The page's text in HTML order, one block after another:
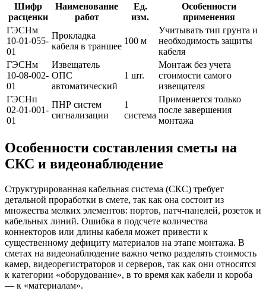
Шифр
расценки
Наименование
работ
Ед.
изм.
Особенности
применения
ГЭСНм
10-01-055-
01
Прокладка
кабеля в траншее
100 м
Учитывать тип грунта и
необходимость защиты
кабеля
ГЭСНм
10-08-002-
01
Извещатель
ОПС
автоматический
1 шт.
Монтаж без учета
стоимости самого
извещателя
ГЭСНп
02-01-001-
01
ПНР систем
сигнализации
1
система
Применяется только
после завершения
монтажа
Особенности составления сметы на
СКС и видеонаблюдение
Структурированная кабельная система (СКС) требует
детальной проработки в смете, так как она состоит из
множества мелких элементов: портов, патч-панелей, розеток и
кабельных линий. Ошибка в подсчете количества
коннекторов или длины кабеля может привести к
существенному дефициту материалов на этапе монтажа. В
сметах на видеонаблюдение важно четко разделять стоимость
камер, видеорегистраторов и серверов, так как они относятся
к категории «оборудование», в то время как кабели и короба
— к «материалам».